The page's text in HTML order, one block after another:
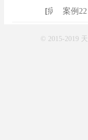
病例 ]案例
© 2015-2019